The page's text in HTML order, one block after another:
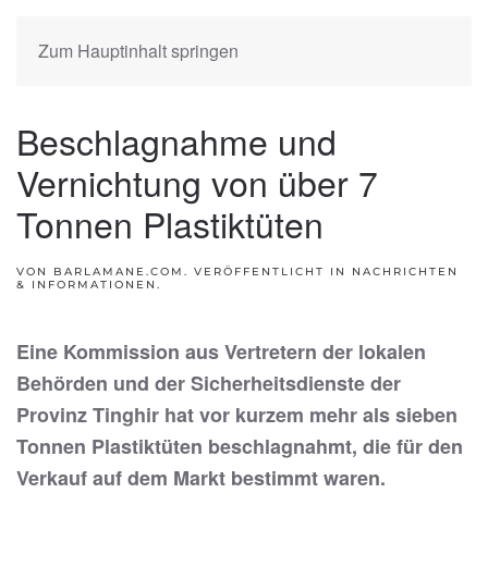
Zum Hauptinhalt springen
Beschlagnahme und
Vernichtung von über 7
Tonnen Plastiktüten
VON BARLAMANE.COM. VERÖFFENTLICHT IN NACHRICHTEN
& INFORMATIONEN .
Eine Kommission aus Vertretern der lokalen
Behörden und der Sicherheitsdienste der
Provinz Tinghir hat vor kurzem mehr als sieben
Tonnen Plastiktüten beschlagnahmt, die für den
Verkauf auf dem Markt bestimmt waren.